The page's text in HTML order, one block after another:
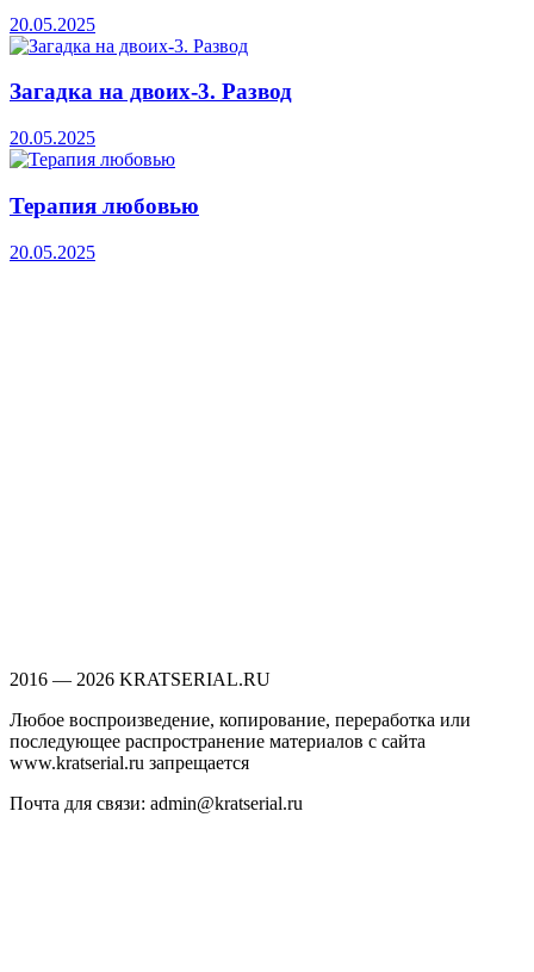
20.05.2025
Загадка на двоих-3. Развод
20.05.2025
Терапия любовью
20.05.2025
2016 — 2026 KRATSERIAL.RU
Любое воспроизведение, копирование, переработка или
последующее распространение материалов с сайта
www.kratserial.ru запрещается
Почта для связи: admin@kratserial.ru